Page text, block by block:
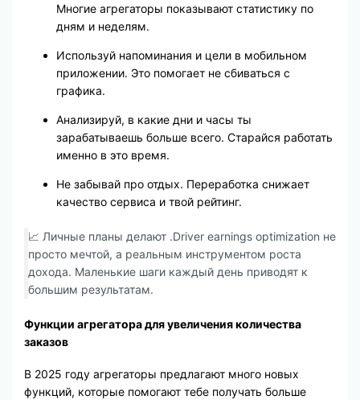
Многие агрегаторы показывают статистику по
дням и неделям.
Используй напоминания и цели в мобильном
приложении. Это помогает не сбиваться с
графика.
Анализируй, в какие дни и часы ты
зарабатываешь больше всего. Старайся работать
именно в это время.
Не забывай про отдых. Переработка снижает
качество сервиса и твой рейтинг.
📈 Личные планы делают .Driver earnings optimization не
просто мечтой, а реальным инструментом роста
дохода. Маленькие шаги каждый день приводят к
большим результатам.
Функции агрегатора для увеличения количества
заказов
В 2025 году агрегаторы предлагают много новых
функций, которые помогают тебе получать больше